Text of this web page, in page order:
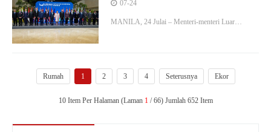
07-24
MANILA, 24 Julai – Menteri-menteri Luar
Mesyuarat Menteri-Menteri Luar…
Rumah
1 2 3 4 Seterusnya Ekor
10 Item Per Halaman (Laman 1/ 66) Jumlah 652 Item